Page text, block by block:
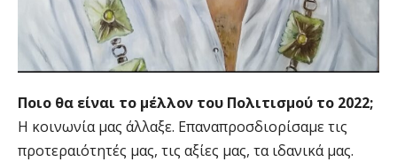
Ποιο θα είναι το μέλλον του Πολιτισμού το 2022;
Η κοινωνία μας άλλαξε. Επαναπροσδιορίσαμε τις
προτεραιότητές μας, τις αξίες μας, τα ιδανικά μας.